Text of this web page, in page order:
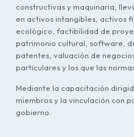
constructivas y maquinaria,
en activos intangibles, activos
ecológico, factibilidad de
patrimonio cultural, software,
patentes, valuación de
particulares y los que las
Mediante la capacitación
miembros y la vinculación con
gobierno.